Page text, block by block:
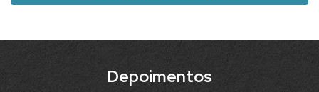
Depoimentos